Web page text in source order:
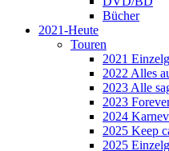
Bücher
2021-Heute
Touren
2021
2022 Alles
2023 Alle
2023
2024
2025 Keep
2025